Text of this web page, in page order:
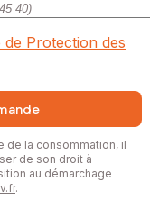
de Protection des
de la consommation, il
de son droit à
au démarchage
.